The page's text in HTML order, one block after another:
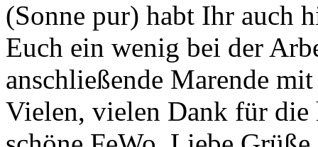
(Sonne pur) habt Ihr auch
Euch ein wenig bei der
anschließende Marende
Vielen, vielen Dank für die